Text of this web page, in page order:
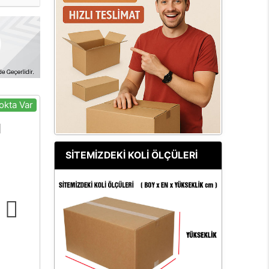
Var
SİTEMİZDEKİ KOLİ ÖLÇÜLERİ